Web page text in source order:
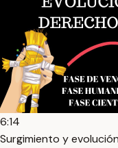
6:14
Surgimiento y